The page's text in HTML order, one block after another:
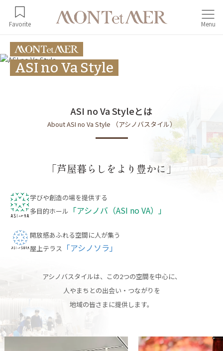
Favorite Menu
ASI no Va Style
ASI no Va Styleとは
About ASI no Va Style （アシノバスタイル）
「芦屋暮らしをより豊かに」
学びや創造の場を提供する
多目的ホール 「アシノバ（ASI no VA）」
開放感あふれる空間に人が集う
屋上テラス 「アシノソラ」
アシノバスタイルは、この2つの空間を中心に、
人やまちとの出会い・つながりを
地域の皆さまに提供します。